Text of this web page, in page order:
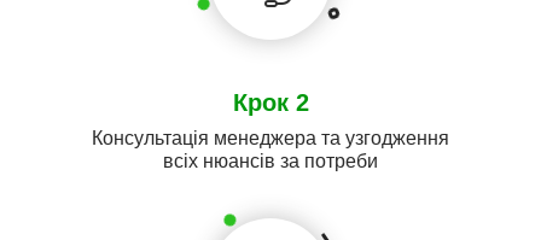
Крок 2
Консультація менеджера та узгодження
всіх нюансів за потреби